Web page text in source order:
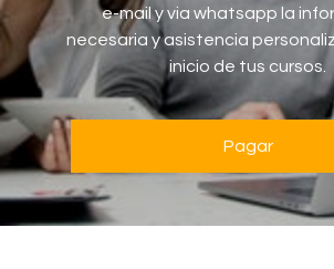
e-mail y via whatsapp la
necesaria y asistencia
inicio de tus cursos.
Pagar